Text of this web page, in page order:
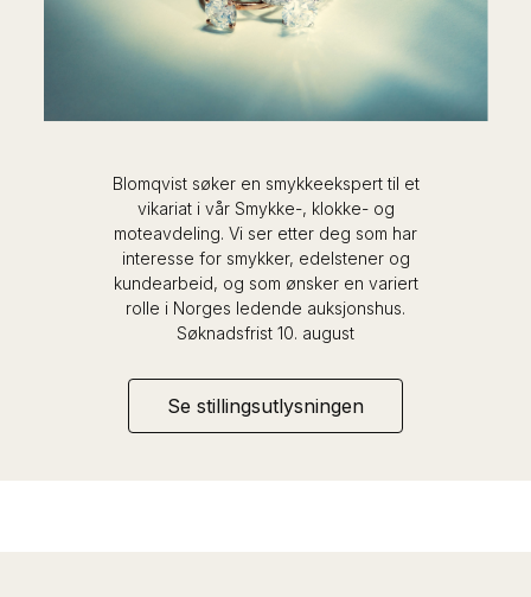
Blomqvist søker en smykkeekspert til et
vikariat i vår Smykke-, klokke- og
moteavdeling. Vi ser etter deg som har
interesse for smykker, edelstener og
kundearbeid, og som ønsker en variert
rolle i Norges ledende auksjonshus.
Søknadsfrist 10. august
Se stillingsutlysningen